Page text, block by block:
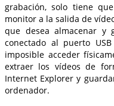
grabación, solo tiene
monitor a la salida de
que desea almacenar y
conectado al puerto
imposible acceder
extraer los vídeos de
Internet Explorer y
ordenador.